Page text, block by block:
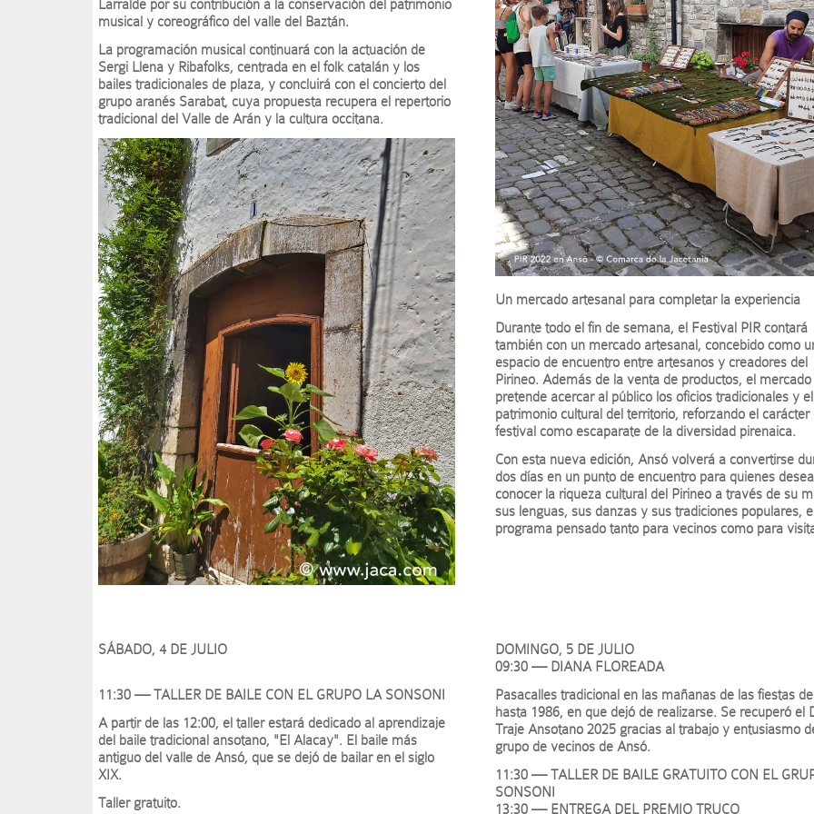
Larralde por su contribución a la conservación del patrimonio
musical y coreográfico del valle del Baztán.
La programación musical continuará con la actuación de
Sergi Llena y Ribafolks, centrada en el folk catalán y los
bailes tradicionales de plaza, y concluirá con el concierto del
grupo aranés Sarabat, cuya propuesta recupera el repertorio
tradicional del Valle de Arán y la cultura occitana.
Un mercado artesanal para completar la experiencia
Durante todo el fin de semana, el Festival PIR contará
también con un mercado artesanal, concebido como
espacio de encuentro entre artesanos y creadores del
Pirineo. Además de la venta de productos, el mercado
pretende acercar al público los oficios tradicionales y el
patrimonio cultural del territorio, reforzando el carácter
festival como escaparate de la diversidad pirenaica.
Con esta nueva edición, Ansó volverá a convertirse
dos días en un punto de encuentro para quienes
conocer la riqueza cultural del Pirineo a través de su
sus lenguas, sus danzas y sus tradiciones populares,
programa pensado tanto para vecinos como para
SÁBADO, 4 DE JULIO
11:30 — TALLER DE BAILE CON EL GRUPO LA SONSONI
A partir de las 12:00, el taller estará dedicado al aprendizaje
del baile tradicional ansotano, "El Alacay". El baile más
antiguo del valle de Ansó, que se dejó de bailar en el siglo
XIX.
Taller gratuito.
DOMINGO, 5 DE JULIO
09:30 — DIANA FLOREADA
Pasacalles tradicional en las mañanas de las fiestas
hasta 1986, en que dejó de realizarse. Se recuperó el
Traje Ansotano 2025 gracias al trabajo y entusiasmo
grupo de vecinos de Ansó.
11:30 — TALLER DE BAILE GRATUITO CON EL
SONSONI
13:30 — ENTREGA DEL PREMIO TRUCO